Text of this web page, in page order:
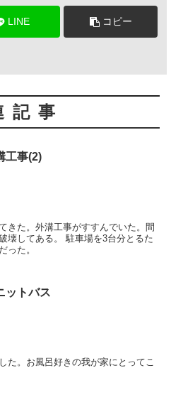
LINE コピー
記事
工事(2)
きた。外溝工事がすすんでいた。間
壊してある。 駐車場を3台分とるた
った。
ットバス
た。お風呂好きの我が家にとってこ